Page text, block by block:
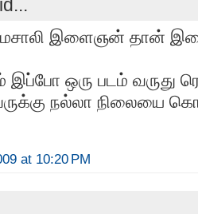
இளைஞன் தான்
ஒரு படம் வருது
நல்லா நிலையை
at 10:20 PM